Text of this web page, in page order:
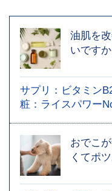
油肌を
いですか
サプリ：ビタミン
粧：ライスパワー
おでこ
くてポ